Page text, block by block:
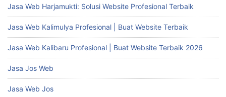
Jasa Web Harjamukti: Solusi Website Profesional Terbaik
Jasa Web Kalimulya Profesional | Buat Website Terbaik
Jasa Web Kalibaru Profesional | Buat Website Terbaik 2026
Jasa Jos Web
Jasa Web Jos